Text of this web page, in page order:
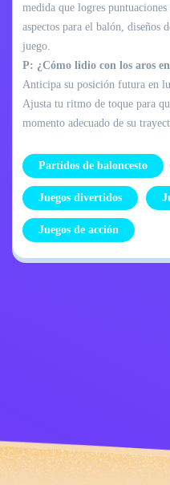
medida que logres
aspectos para el balón, diseños
juego.
P: ¿Cómo lidio con los aros
Anticipa su posición futura en
Ajusta tu ritmo de toque para
momento adecuado de su
Partidos de baloncesto
Juegos divertidos
Juegos de acción